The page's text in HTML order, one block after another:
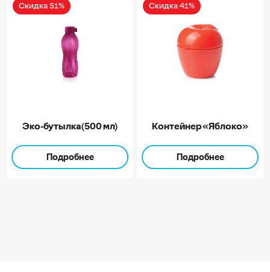
Скидка 51%
Эко-бутылка (500 мл)
Подробнее
Скидка 41%
Контейнер «Яблоко»
Подробнее